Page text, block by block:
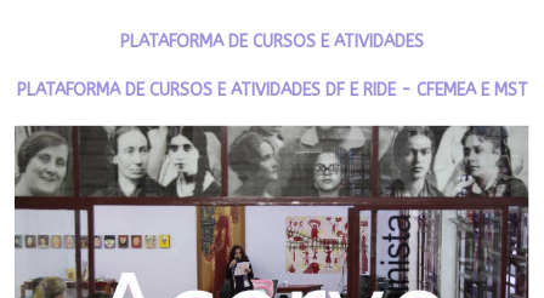
PLATAFORMA DE CURSOS E ATIVIDADES
PLATAFORMA DE CURSOS E ATIVIDADES DF E RIDE - CFEMEA E MST